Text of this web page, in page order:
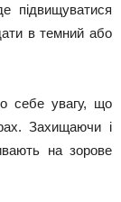
підвищуватися
в темний або
себе увагу, що
Захищаючи і
на зорове